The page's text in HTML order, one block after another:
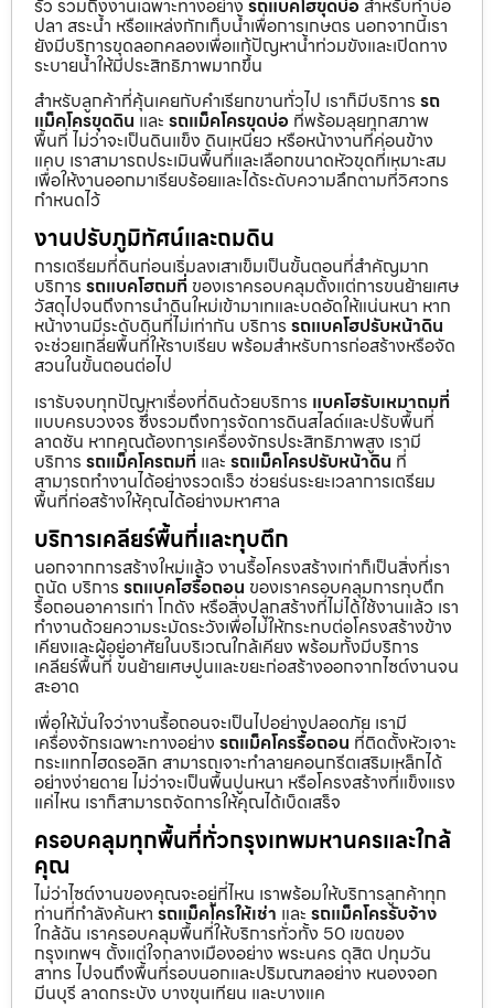
รั้ว รวมถึงงานเฉพาะทางอย่าง รถแบคโฮขุดบ่อ สำหรับทำบ่อ
ปลา สระน้ำ หรือแหล่งกักเก็บน้ำเพื่อการเกษตร นอกจากนี้เรา
ยังมีบริการขุดลอกคลองเพื่อแก้ปัญหาน้ำท่วมขังและเปิดทาง
ระบายน้ำให้มีประสิทธิภาพมากขึ้น
สำหรับลูกค้าที่คุ้นเคยกับคำเรียกขานทั่วไป เราก็มีบริการ รถ
แม็คโครขุดดิน และ รถแม็คโครขุดบ่อ ที่พร้อมลุยทุกสภาพ
พื้นที่ ไม่ว่าจะเป็นดินแข็ง ดินเหนียว หรือหน้างานที่ค่อนข้าง
แคบ เราสามารถประเมินพื้นที่และเลือกขนาดหัวขุดที่เหมาะสม
เพื่อให้งานออกมาเรียบร้อยและได้ระดับความลึกตามที่วิศวกร
กำหนดไว้
งานปรับภูมิทัศน์และถมดิน
การเตรียมที่ดินก่อนเริ่มลงเสาเข็มเป็นขั้นตอนที่สำคัญมาก
บริการ รถแบคโฮถมที่ ของเราครอบคลุมตั้งแต่การขนย้ายเศษ
วัสดุไปจนถึงการนำดินใหม่เข้ามาเทและบดอัดให้แน่นหนา หาก
หน้างานมีระดับดินที่ไม่เท่ากัน บริการ รถแบคโฮปรับหน้าดิน
จะช่วยเกลี่ยพื้นที่ให้ราบเรียบ พร้อมสำหรับการก่อสร้างหรือจัด
สวนในขั้นตอนต่อไป
เรารับจบทุกปัญหาเรื่องที่ดินด้วยบริการ แบคโฮรับเหมาถมที่
แบบครบวงจร ซึ่งรวมถึงการจัดการดินสไลด์และปรับพื้นที่
ลาดชัน หากคุณต้องการเครื่องจักรประสิทธิภาพสูง เรามี
บริการ รถแม็คโครถมที่ และ รถแม็คโครปรับหน้าดิน ที่
สามารถทำงานได้อย่างรวดเร็ว ช่วยร่นระยะเวลาการเตรียม
พื้นที่ก่อสร้างให้คุณได้อย่างมหาศาล
บริการเคลียร์พื้นที่และทุบตึก
นอกจากการสร้างใหม่แล้ว งานรื้อโครงสร้างเก่าก็เป็นสิ่งที่เรา
ถนัด บริการ รถแบคโฮรื้อถอน ของเราครอบคลุมการทุบตึก
รื้อถอนอาคารเก่า โกดัง หรือสิ่งปลูกสร้างที่ไม่ได้ใช้งานแล้ว เรา
ทำงานด้วยความระมัดระวังเพื่อไม่ให้กระทบต่อโครงสร้างข้าง
เคียงและผู้อยู่อาศัยในบริเวณใกล้เคียง พร้อมทั้งมีบริการ
เคลียร์พื้นที่ ขนย้ายเศษปูนและขยะก่อสร้างออกจากไซต์งานจน
สะอาด
เพื่อให้มั่นใจว่างานรื้อถอนจะเป็นไปอย่างปลอดภัย เรามี
เครื่องจักรเฉพาะทางอย่าง รถแม็คโครรื้อถอน ที่ติดตั้งหัวเจาะ
กระแทกไฮดรอลิก สามารถเจาะทำลายคอนกรีตเสริมเหล็กได้
อย่างง่ายดาย ไม่ว่าจะเป็นพื้นปูนหนา หรือโครงสร้างที่แข็งแรง
แค่ไหน เราก็สามารถจัดการให้คุณได้เบ็ดเสร็จ
ครอบคลุมทุกพื้นที่ทั่วกรุงเทพมหานครและใกล้
คุณ
ไม่ว่าไซต์งานของคุณจะอยู่ที่ไหน เราพร้อมให้บริการลูกค้าทุก
ท่านที่กำลังค้นหา รถแม็คโครให้เช่า และ รถแม็คโครรับจ้าง
ใกล้ฉัน เราครอบคลุมพื้นที่ให้บริการทั่วทั้ง 50 เขตของ
กรุงเทพฯ ตั้งแต่ใจกลางเมืองอย่าง พระนคร ดุสิต ปทุมวัน
สาทร ไปจนถึงพื้นที่รอบนอกและปริมณฑลอย่าง หนองจอก
มีนบุรี ลาดกระบัง บางขุนเทียน และบางแค